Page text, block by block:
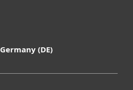
Germany (DE)